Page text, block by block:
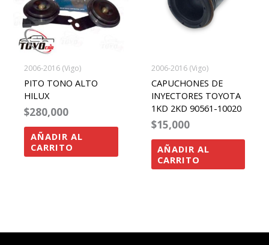
2006-2016 (Vigo)
PITO TONO ALTO
HILUX
$280,000
AÑADIR AL
CARRITO
2006-2016 (Vigo)
CAPUCHONES DE
INYECTORES TOYOTA
1KD 2KD 90561-10020
$15,000
AÑADIR AL
CARRITO